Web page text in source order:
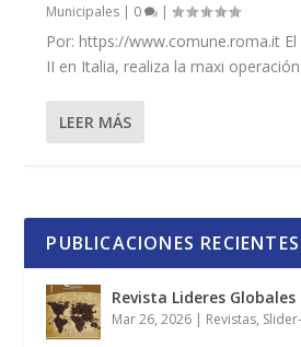
Municipales | 0 |
Por: https://www.comune.roma.it
II en Italia, realiza la maxi operación
LEER MÁS
PUBLICACIONES RECIENTES
Revista Lideres Globales
Mar 26, 2026 | Revistas,